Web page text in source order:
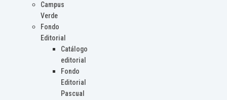
Campus
Verde
Fondo
Editorial
Catálogo
editorial
Fondo
Editorial
Pascual